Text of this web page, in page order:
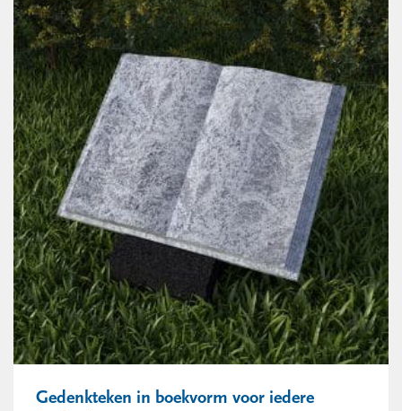
Gedenkteken in boekvorm voor iedere